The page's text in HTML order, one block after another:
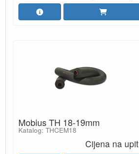
Mobius TH 18-19mm
Katalog: THCEM18
Cijena na upit